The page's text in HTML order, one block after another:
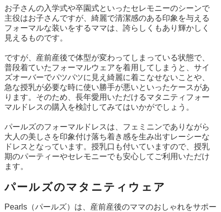
お子さんの入学式や卒園式といったセレモニーのシーンで
主役はお子さんですが、綺麗で清潔感のある印象を与える
フォーマルな装いをするママは、誇らしくもあり輝かしく
見えるものです。
ですが、産前産後で体型が変わってしまっている状態で、
普段着ていたフォーマルウェアを着用してしまうと、サイ
ズオーバーでパツパツに見え綺麗に着こなせないことや、
急な授乳が必要な時に使い勝手が悪いといったケースがあ
ります。そのため、長年愛用いただけるマタニティフォー
マルドレスの購入を検討してみてはいかがでしょう。
パールズのフォーマルドレスは、フェミニンでありながら
大人の美しさを印象付け落ち着き感を生み出すレーシーな
ドレスとなっています。授乳口も付いていますので、授乳
期のパーティーやセレモニーでも安心してご利用いただけ
ます。
パールズのマタニティウェア
Pearls（パールズ）は、産前産後のママのおしゃれをサポー